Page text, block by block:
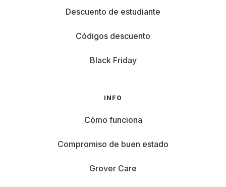
Descuento de estudiante
Códigos descuento
Black Friday
INFO
Cómo funciona
Compromiso de buen estado
Grover Care